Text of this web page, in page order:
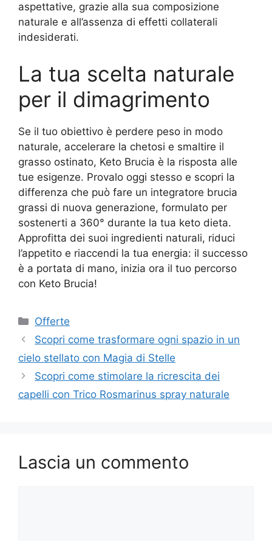
aspettative, grazie alla sua composizione
naturale e all’assenza di effetti collaterali
indesiderati.
La tua scelta naturale
per il dimagrimento
Se il tuo obiettivo è perdere peso in modo
naturale, accelerare la chetosi e smaltire il
grasso ostinato, Keto Brucia è la risposta alle
tue esigenze. Provalo oggi stesso e scopri la
differenza che può fare un integratore brucia
grassi di nuova generazione, formulato per
sostenerti a 360° durante la tua keto dieta.
Approfitta dei suoi ingredienti naturali, riduci
l’appetito e riaccendi la tua energia: il successo
è a portata di mano, inizia ora il tuo percorso
con Keto Brucia!
Categorie
Offerte
Scopri come trasformare ogni spazio in un
cielo stellato con Magia di Stelle
Scopri come stimolare la ricrescita dei
capelli con Trico Rosmarinus spray naturale
Lascia un commento